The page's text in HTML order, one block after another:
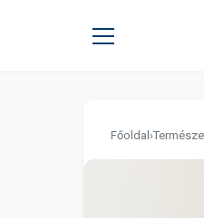
Főoldal ›